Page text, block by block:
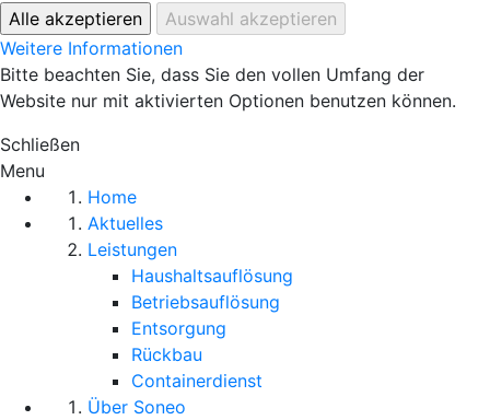
Weitere Informationen
Bitte beachten Sie, dass Sie den vollen Umfang der
Website nur mit aktivierten Optionen benutzen können.
Schließen
Menu
Home
Aktuelles
Leistungen
Haushaltsauflösung
Betriebsauflösung
Entsorgung
Rückbau
Containerdienst
Über Soneo